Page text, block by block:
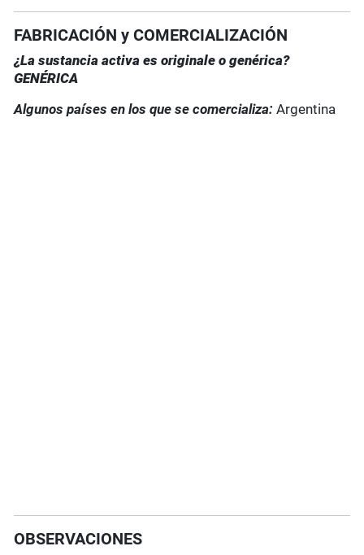
FABRICACIÓN y COMERCIALIZACIÓN
¿La sustancia activa es originale o genérica?
GENÉRICA
Algunos países en los que se comercializa:Argentina
OBSERVACIONES